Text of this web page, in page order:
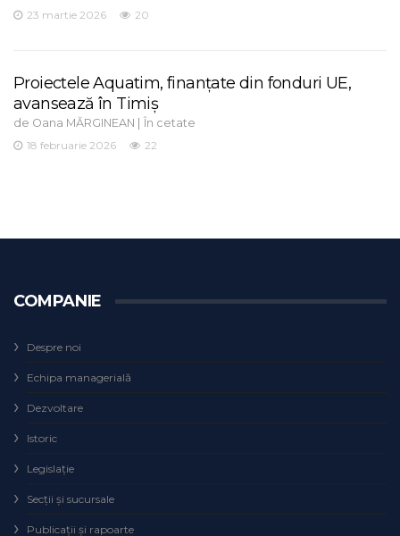
23 martie 2026
20
Proiectele Aquatim, finanțate din fonduri UE,
avansează în Timiș
de Oana MĂRGINEAN | În cetate
18 februarie 2026
22
COMPANIE
Despre noi
Echipa managerială
Dezvoltare
Istoric
Legislaţie
Secţii şi sucursale
Publicații și rapoarte